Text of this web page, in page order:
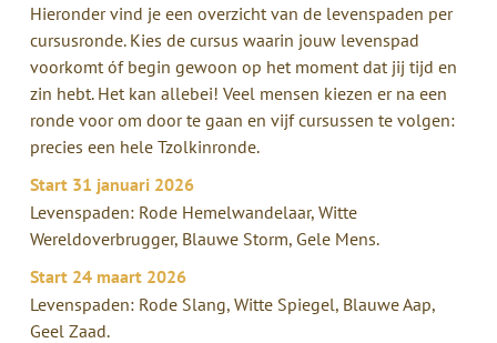
Hieronder vind je een overzicht van de levenspaden per
cursusronde. Kies de cursus waarin jouw levenspad
voorkomt óf begin gewoon op het moment dat jij tijd en
zin hebt. Het kan allebei! Veel mensen kiezen er na een
ronde voor om door te gaan en vijf cursussen te volgen:
precies een hele Tzolkinronde.
Start 31 januari 2026
Levenspaden: Rode Hemelwandelaar, Witte
Wereldoverbrugger, Blauwe Storm, Gele Mens.
Start 24 maart 2026
Levenspaden: Rode Slang, Witte Spiegel, Blauwe Aap,
Geel Zaad.